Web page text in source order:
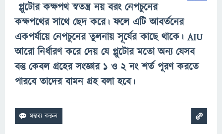
প্লুটোরকক্ষপথ স্বতন্ত্র নয় বরং নেপচুনের
কক্ষপথের সাথে ছেদ করে। ফলে এটি আবর্তনের
একপর্যায়ে নেপচুনের তুলনায় সূর্যের কাছে থাকে। AIU
আরো নির্ধারণ করে দেয় যেপ্লুটোরমতো অন্য যেসব
বস্তু কেবল গ্রহের সংজ্ঞার ১ ও ২ নং শর্ত পূরণ করতে
পারবে তাদের বামন গ্রহ বলা হবে।